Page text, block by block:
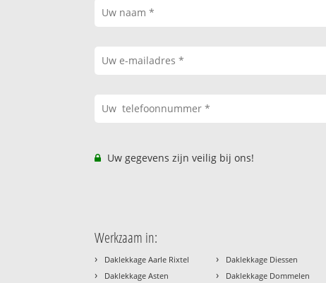
Uw gegevens zijn veilig bij ons!
Werkzaam in:
› Daklekkage Aarle Rixtel
› Daklekkage Asten
› Daklekkage Diessen
› Daklekkage Dommelen